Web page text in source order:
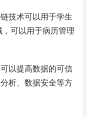
技术可以用于学生
可以用于病历管理
以提高数据的可信
析、数据安全等方